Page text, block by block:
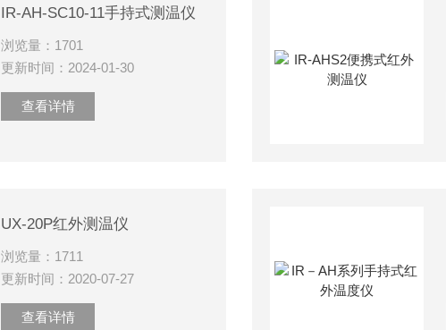
IR-AH-SC10-11手持式测温仪
浏览量：1701
更新时间：2024-01-30
查看详情
UX-20P红外测温仪
浏览量：1711
更新时间：2020-07-27
查看详情